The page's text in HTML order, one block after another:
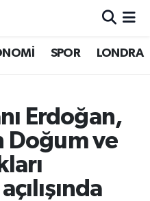
SPOR LONDRA
Erdoğan,
Doğum ve